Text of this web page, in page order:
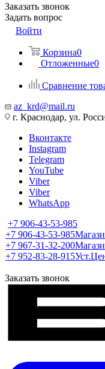
Заказать звонок
Задать вопрос
Войти
Корзина0
Отложенные0
Сравнение
az_krd@mail.ru
г. Краснодар, ул.
Вконтакте
Instagram
Telegram
YouTube
Viber
Viber
WhatsApp
+7 906-43-53-985
+7 906-43-53-985
+7 967-31-32-200
+7 952-83-28-915
Заказать звонок